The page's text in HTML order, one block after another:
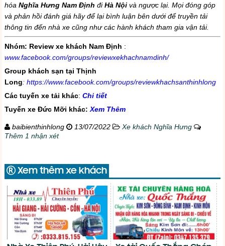
hóa Nghĩa Hưng Nam Định điHà Nộivà ngược lại. Mọi đóng góp
và phản hồi đánh giá hãy để lại bình luận bên dưới để truyền tải
thông tin đến nhà xe cũng như các hành khách tham gia vận tải.
Nhóm: Review xe khách Nam Định :
www.facebook.com/groups/reviewxekhachnamdinh/
Group khách sạn tại Thịnh
Long: https://www.facebook.com/groups/reviewkhachsanthinhlong
Các tuyến xe tải khác: Chi tiết
Tuyến xe Đức Mỡi khác: Xem Thêm
baibienthinhlong 13/07/2022
Xe khách Nghĩa Hưng
Thêm 1 nhận xét
Xem thêm xe khách